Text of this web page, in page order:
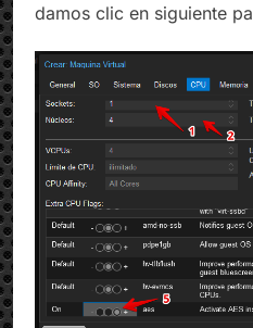
Ya una vez vistos todos